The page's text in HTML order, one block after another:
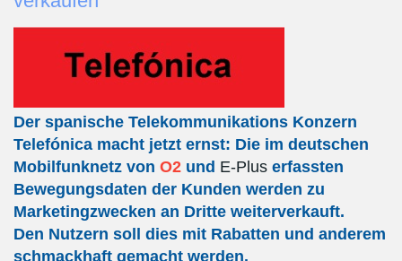
Der spanische Telekommunikations Konzern
Telefónica macht jetzt ernst: Die im deutschen
Mobilfunknetz von O2 und E-Plus erfassten
Bewegungsdaten der Kunden werden zu
Marketingzwecken an Dritte weiterverkauft.
Den Nutzern soll dies mit Rabatten und anderem
schmackhaft gemacht werden.